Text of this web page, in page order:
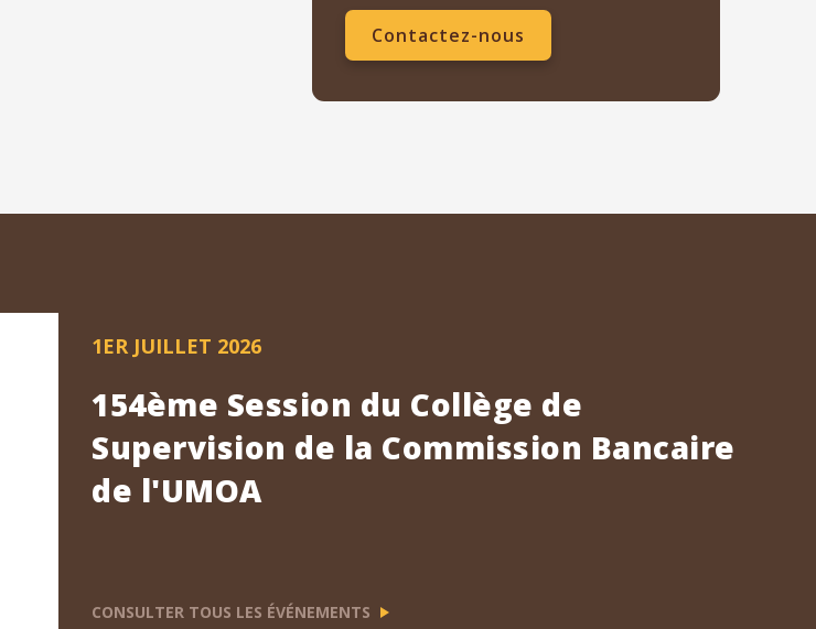
Contactez-nous
1ER JUILLET 2026
154ème Session du Collège de
Supervision de la Commission Bancaire
de l'UMOA
CONSULTER TOUS LES ÉVÉNEMENTS